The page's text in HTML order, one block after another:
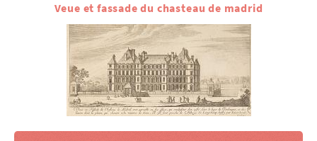
Veue et fassade du chasteau de madrid